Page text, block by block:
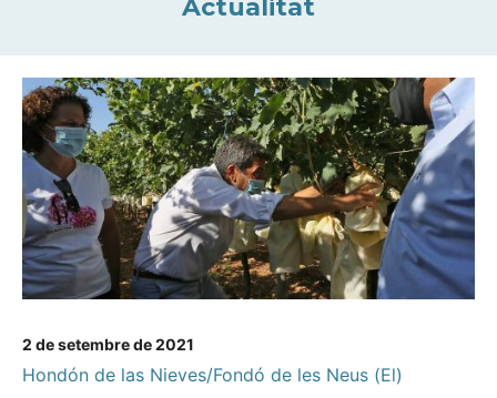
Actualitat
2 de setembre de 2021
Hondón de las Nieves/Fondó de les Neus (El)